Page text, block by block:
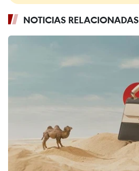
NOTICIAS RELACIONADAS